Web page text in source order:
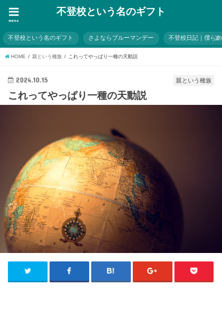
不登校という名のギフト
menu
不登校という名のギフト さよならブルーマンデー 不登校日記｜僕ら
HOME 親という種族 これってやっぱり一種の天動説
親という種族
2024.10.15
これってやっぱり一種の天動説